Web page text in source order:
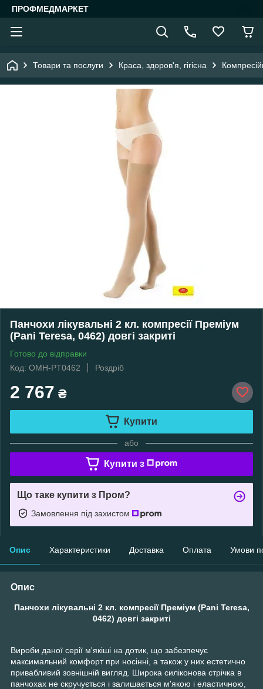
ПРОФМЕДМАРКЕТ
Товари та послуги Краса, здоров'я, гігієна
Панчохи лікувальні 2 кл. компресії Преміум
(Pani Teresa, 0462) довгі закриті
Готово до відправки
Код: OMH-PT0462
Роздріб
2 767 ₴
Купити
або
Купити з
Що таке купити з Пром?
Замовлення під захистом
Опис Характеристики Доставка Оплата Умови
Опис
Панчохи лікувальні 2 кл. компресії Преміум (Pani Teresa,
0462) довгі закриті
Вироби даної серії м'якіші на дотик, що забезпечує
максимальний комфорт при носінні, а також у них естетично
привабливий зовнішній вигляд. Широка силіконова стрічка в
панчохах не скручується і залишається м'якою і еластичною,